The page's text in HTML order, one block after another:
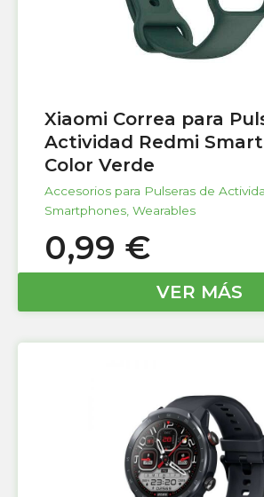
Xiaomi Correa para
Actividad Redmi
Color Verde
Accesorios para Pulseras de
Smartphones Wearables
0,99 €
VER MÁS